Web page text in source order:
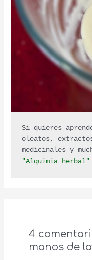
Si quieres
oleatos,
medicinales y
"Alquimia herbal"
4
manos de